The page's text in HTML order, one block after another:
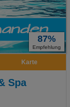
87%
Empfehlung
Karte
Spa